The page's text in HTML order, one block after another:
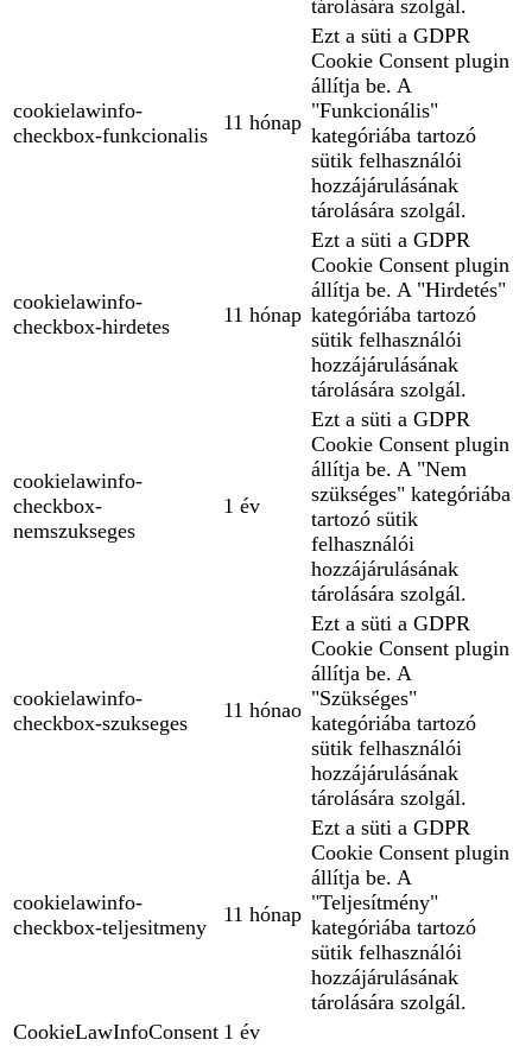
tárolására szolgál.
cookielawinfo-
checkbox-funkcionalis
11 hónap
Ezt a süti a GDPR
Cookie Consent plugin
állítja be. A
"Funkcionális"
kategóriába tartozó
sütik felhasználói
hozzájárulásának
tárolására szolgál.
cookielawinfo-
checkbox-hirdetes
11 hónap
Ezt a süti a GDPR
Cookie Consent plugin
állítja be. A "Hirdetés"
kategóriába tartozó
sütik felhasználói
hozzájárulásának
tárolására szolgál.
cookielawinfo-
checkbox-
nemszukseges
1 év
Ezt a süti a GDPR
Cookie Consent plugin
állítja be. A "Nem
szükséges" kategóriába
tartozó sütik
felhasználói
hozzájárulásának
tárolására szolgál.
cookielawinfo-
checkbox-szukseges
11 hónao
Ezt a süti a GDPR
Cookie Consent plugin
állítja be. A
"Szükséges"
kategóriába tartozó
sütik felhasználói
hozzájárulásának
tárolására szolgál.
cookielawinfo-
checkbox-teljesitmeny
11 hónap
Ezt a süti a GDPR
Cookie Consent plugin
állítja be. A
"Teljesítmény"
kategóriába tartozó
sütik felhasználói
hozzájárulásának
tárolására szolgál.
CookieLawInfoConsent 1 év